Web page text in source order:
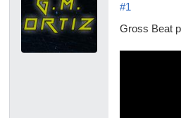
#1
Gross Beat